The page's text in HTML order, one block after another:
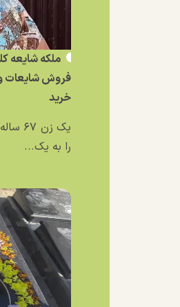
فروش شایعات
خرید
یک
را به یک...